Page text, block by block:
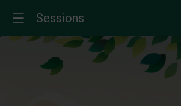
Sessions